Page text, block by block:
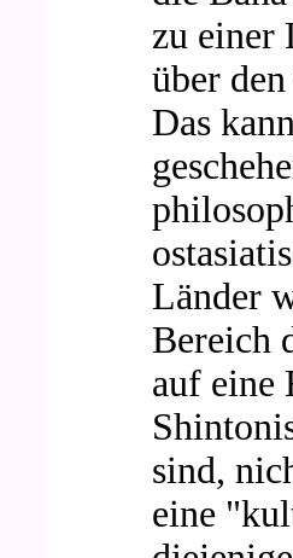
zu einer
über
Das
Länder
Bereich
auf eine
sind,
eine